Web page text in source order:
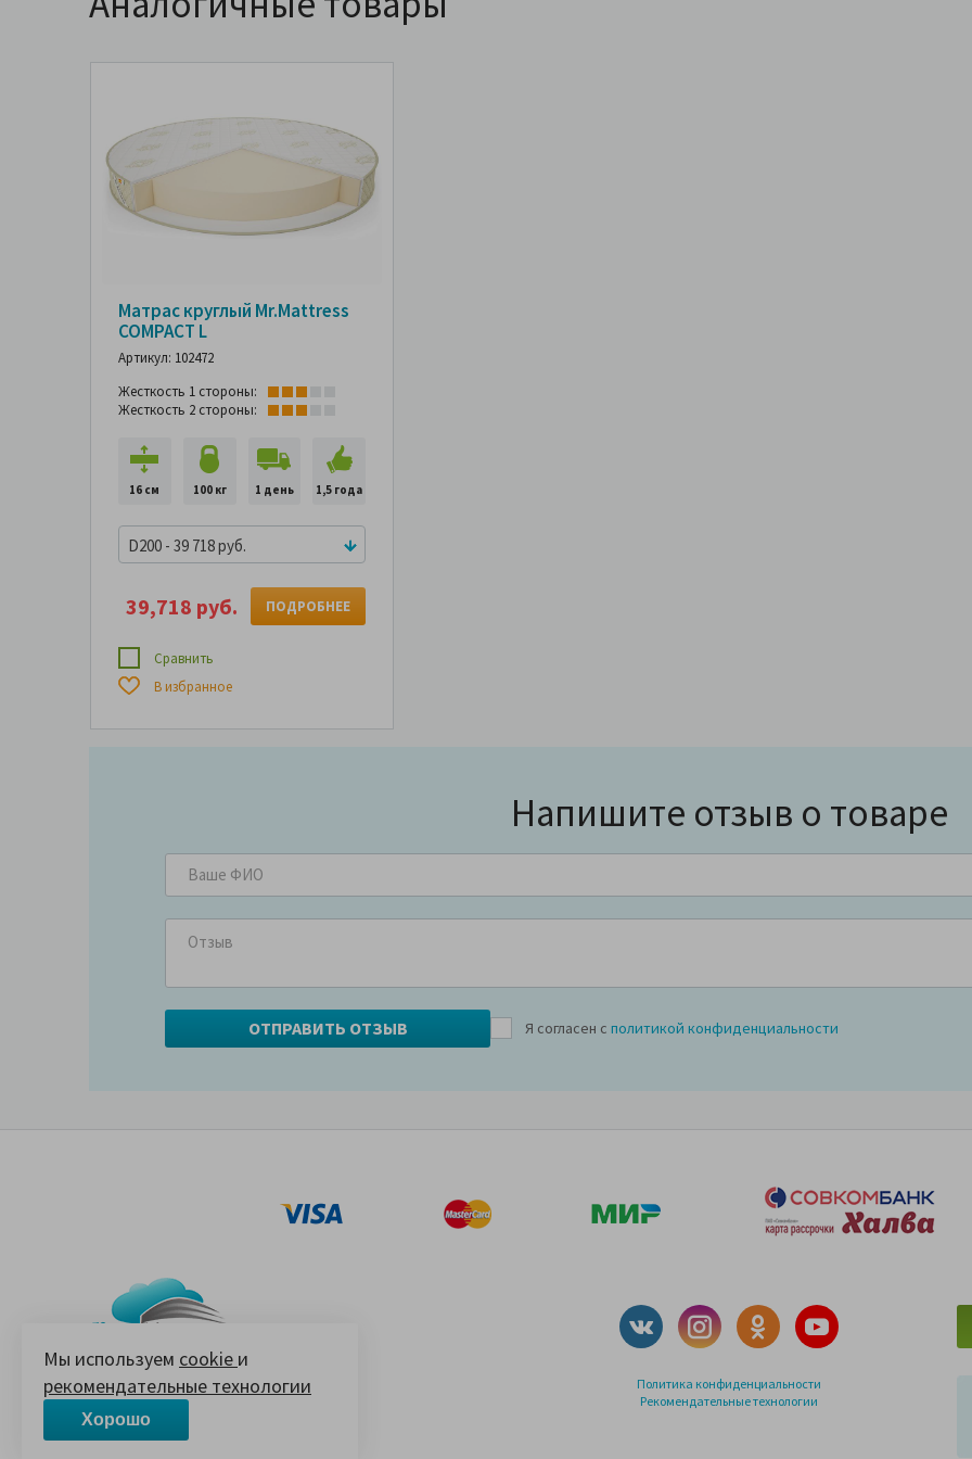
Матрас круглый Mr.Mattress
COMPACT L
Артикул: 102472
Жесткость 1 стороны:
Жесткость 2 стороны:
16 см 100 кг 1 день 1,5 года
D200 - 39 718 руб.
39,718 руб. ПОДРОБНЕЕ
Сравнить
В избранное
Напишите отзыв о товаре
Я согласен с политикой конфиденциальности
© 2005-2026 «Ваш матрас»
14 лет на Яндекс.Маркете
Политика конфиденциальности
Рекомендательные технологии
Мы используем cookie и
рекомендательные технологии
Хорошо